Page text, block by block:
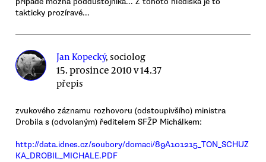
takticky prozíravé...
Jan Kopecký, sociolog
15. prosince 2010 v 14.37
přepis
zvukového záznamu rozhovoru (odstoupivšího) ministra
Drobila s (odvolaným) ředitelem SFŽP Michálkem:
http://data.idnes.cz/soubory/domaci/89A101215_TON_SCHUZ
KA_DROBIL_MICHALE.PDF